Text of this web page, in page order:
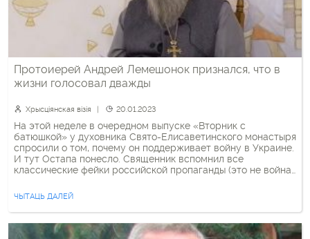
Протоиерей Андрей Лемешонок признался, что в
жизни голосовал дважды
Хрысціянская візія 20.01.2023
На этой неделе в очередном выпуске «Вторник с
батюшкой» у духовника Свято-Елисаветинского монастыря
спросили о том, почему он поддерживает войну в Украине.
И тут Остапа понесло. Священник вспомнил все
классические фейки российской пропаганды (это не война
и т. п.). В вопросе войны он почему-то не […]
ЧЫТАЦЬ ДАЛЕЙ